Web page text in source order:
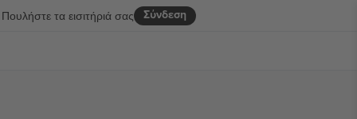
Σύνδεση
Πουλήστε τα εισιτήριά σας